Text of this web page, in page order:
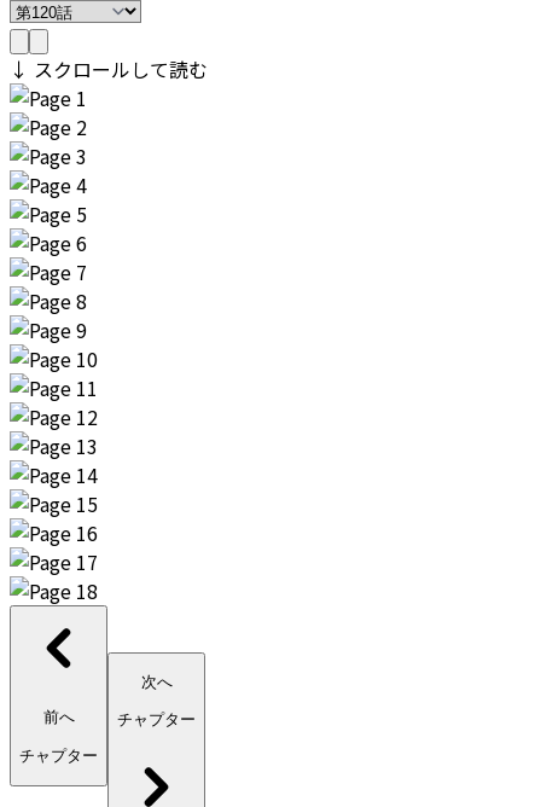
↓ スクロールして読む
前へ
チャプター
次へ
チャプター